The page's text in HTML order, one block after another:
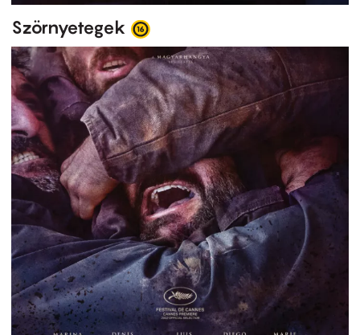
Szörnyetegek